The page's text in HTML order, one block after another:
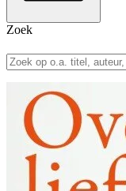
Zoek